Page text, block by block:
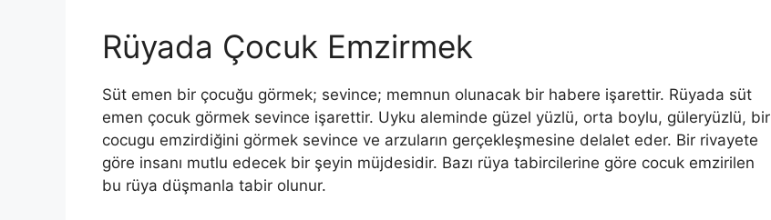
Rüyada Çocuk Emzirmek
Süt emen bir çocuğu görmek; sevince; memnun olunacak bir habere işarettir. Rüyada süt
emen çocuk görmek sevince işarettir. Uyku aleminde güzel yüzlü, orta boylu, güleryüzlü, bir
cocugu emzirdiğini görmek sevince ve arzuların gerçekleşmesine delalet eder. Bir rivayete
göre insanı mutlu edecek bir şeyin müjdesidir. Bazı rüya tabircilerine göre cocuk emzirilen
bu rüya düşmanla tabir olunur.